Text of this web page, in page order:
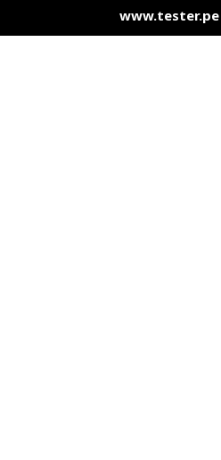
e
b
o
t
a
g
t
u
b
www.tester.pe